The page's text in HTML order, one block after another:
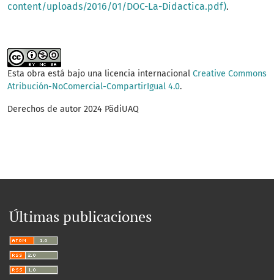
content/uploads/2016/01/DOC-La-Didactica.pdf).
Esta obra está bajo una licencia internacional Creative Commons
Atribución-NoComercial-CompartirIgual 4.0.
Derechos de autor 2024 PädiUAQ
Últimas publicaciones